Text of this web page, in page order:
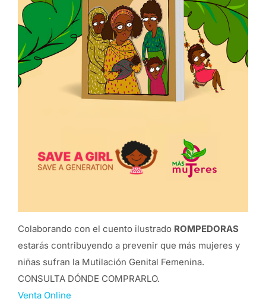
Colaborando con el cuento ilustrado ROMPEDORAS
estarás contribuyendo a prevenir que más mujeres y
niñas sufran la Mutilación Genital Femenina.
CONSULTA DÓNDE COMPRARLO.
Venta Online